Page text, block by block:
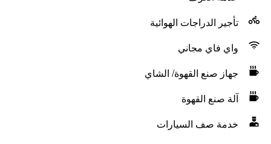
تأجير الدراجات الهوائية
واي فاي مجاني
جهاز صنع القهوة/ الشاي
آلة صنع القهوة
خدمة صف السيارات